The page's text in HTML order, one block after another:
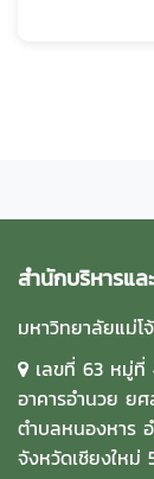
สำนักบริหารแ
มหาวิทยาลัยแม่โจ้
เลขที่ 63 หมู่ที่
อาคารอำนวย ย
ตำบลหนองหาร
จังหวัดเชียงใหม่